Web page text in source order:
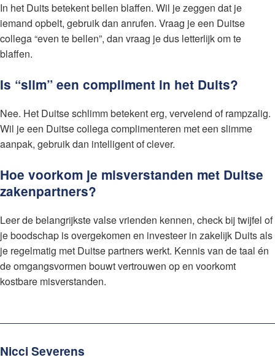
In het Duits betekent bellen blaffen. Wil je zeggen dat je
iemand opbelt, gebruik dan anrufen. Vraag je een Duitse
collega “even te bellen”, dan vraag je dus letterlijk om te
blaffen.
Is “slim” een compliment in het Duits?
Nee. Het Duitse schlimm betekent erg, vervelend of rampzalig.
Wil je een Duitse collega complimenteren met een slimme
aanpak, gebruik dan intelligent of clever.
Hoe voorkom je misverstanden met Duitse
zakenpartners?
Leer de belangrijkste valse vrienden kennen, check bij twijfel of
je boodschap is overgekomen en investeer in zakelijk Duits als
je regelmatig met Duitse partners werkt. Kennis van de taal én
de omgangsvormen bouwt vertrouwen op en voorkomt
kostbare misverstanden.
Nicci Severens